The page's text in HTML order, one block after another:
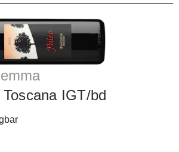
IGT/bd